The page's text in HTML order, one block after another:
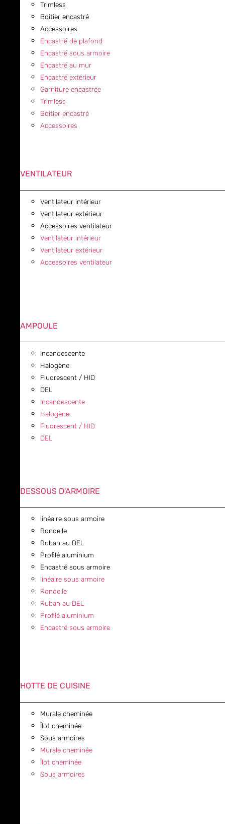
Trimless
Boitier encastré
Accessoires
Encastré de plafond
Encastré sous armoire
Encastré au mur
Encastré extérieur
Garniture encastrée
Trimless
Boitier encastré
Accessoires
VENTILATEUR
Ventilateur intérieur
Ventilateur extérieur
Accessoires ventilateur
Ventilateur intérieur
Ventilateur extérieur
Accessoires ventilateur
AMPOULE
Incandescente
Halogène
Fluorescent / HID
DEL
Incandescente
Halogène
Fluorescent / HID
DEL
DESSOUS D'ARMOIRE
linéaire sous armoire
Rondelle
Ruban au DEL
Profilé aluminium
Encastré sous armoire
linéaire sous armoire
Rondelle
Ruban au DEL
Profilé aluminium
Encastré sous armoire
HOTTE DE CUISINE
Murale cheminée
Îlot cheminée
Sous armoires
Murale cheminée
Îlot cheminée
Sous armoires